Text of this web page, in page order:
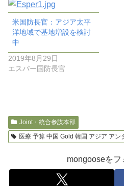
米国防長官：アジア太平
洋地域で基地増設を検討
中
2019年8月29日
エスパー国防長官
Joint・統合参謀本部
医療 予算 中国 Gold 韓国 アジア アン
mongooseをフ